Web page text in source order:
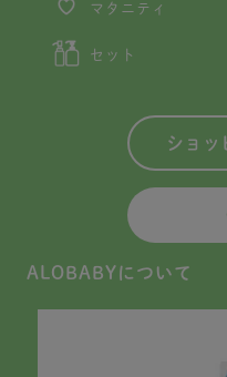
マタニティ
セット
ショッ
ALOBABYについて